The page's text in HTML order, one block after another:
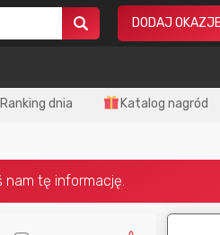
DODAJ
Ranking dnia Katalog nagród